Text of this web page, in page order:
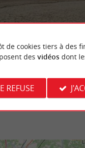
à quelques pas du port de
avec une magnifique vue sur le
de cookies tiers à des
des vidéosdont
REFUSE